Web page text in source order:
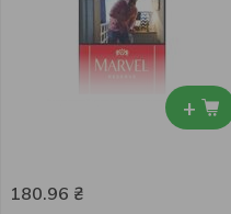
+
180.96 ₴